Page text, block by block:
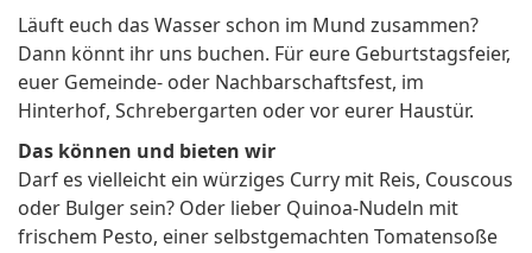
Läuft euch das Wasser schon im Mund zusammen?
Dann könnt ihr uns buchen. Für eure Geburtstagsfeier,
euer Gemeinde- oder Nachbarschaftsfest, im
Hinterhof, Schrebergarten oder vor eurer Haustür.
Das können und bieten wir
Darf es vielleicht ein würziges Curry mit Reis, Couscous
oder Bulger sein? Oder lieber Quinoa-Nudeln mit
frischem Pesto, einer selbstgemachten Tomatensoße